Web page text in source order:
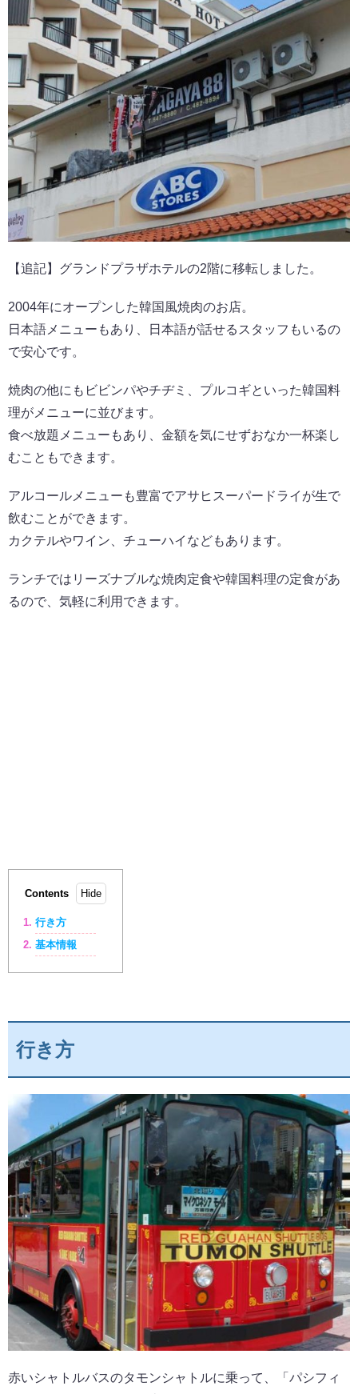
【追記】グランドプラザホテルの2階に移転しました。
2004年にオープンした韓国風焼肉のお店。
日本語メニューもあり、日本語が話せるスタッフもいるの
で安心です。
焼肉の他にもビビンパやチヂミ、プルコギといった韓国料
理がメニューに並びます。
食べ放題メニューもあり、金額を気にせずおなか一杯楽し
むこともできます。
アルコールメニューも豊富でアサヒスーパードライが生で
飲むことができます。
カクテルやワイン、チューハイなどもあります。
ランチではリーズナブルな焼肉定食や韓国料理の定食があ
るので、気軽に利用できます。
Contents
行き方
基本情報
行き方
赤いシャトルバスのタモンシャトルに乗って、「パシフィ